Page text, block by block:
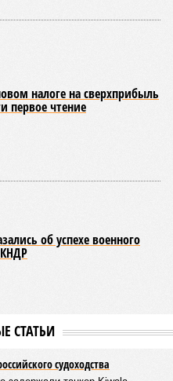
налоге на сверхприбыль
первое чтение
об успехе военного
СТАТЬИ
судоходства